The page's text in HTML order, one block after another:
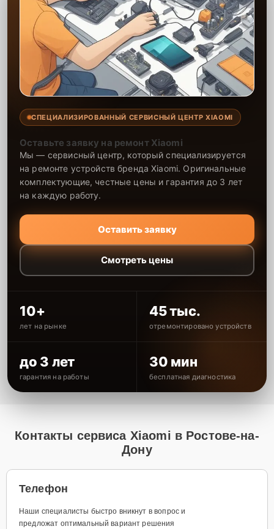
СПЕЦИАЛИЗИРОВАННЫЙ СЕРВИСНЫЙ ЦЕНТР XIAOMI
Оставьте заявку на ремонт Xiaomi
Мы — сервисный центр, который специализируется
на ремонте устройств бренда Xiaomi. Оригинальные
комплектующие, честные цены и гарантия до 3 лет
на каждую работу.
Оставить заявку
Смотреть цены
10+
лет на рынке
45 тыс.
отремонтировано устройств
до 3 лет
гарантия на работы
30 мин
бесплатная диагностика
Контакты сервиса Xiaomi в Ростове-на-
Дону
Телефон
Наши специалисты быстро вникнут в вопрос и
предложат оптимальный вариант решения